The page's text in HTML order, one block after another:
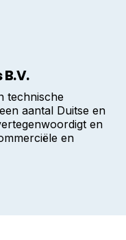
technische
aantal Duitse en
en
en